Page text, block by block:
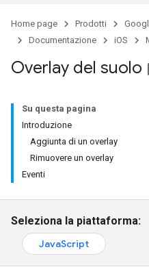
Home page Prodotti
Documentazione
iOS
Overlay del suolo
Su questa pagina
Introduzione
Aggiunta di un overlay
Rimuovere un overlay
Eventi
Seleziona la piattaforma:
JavaScript